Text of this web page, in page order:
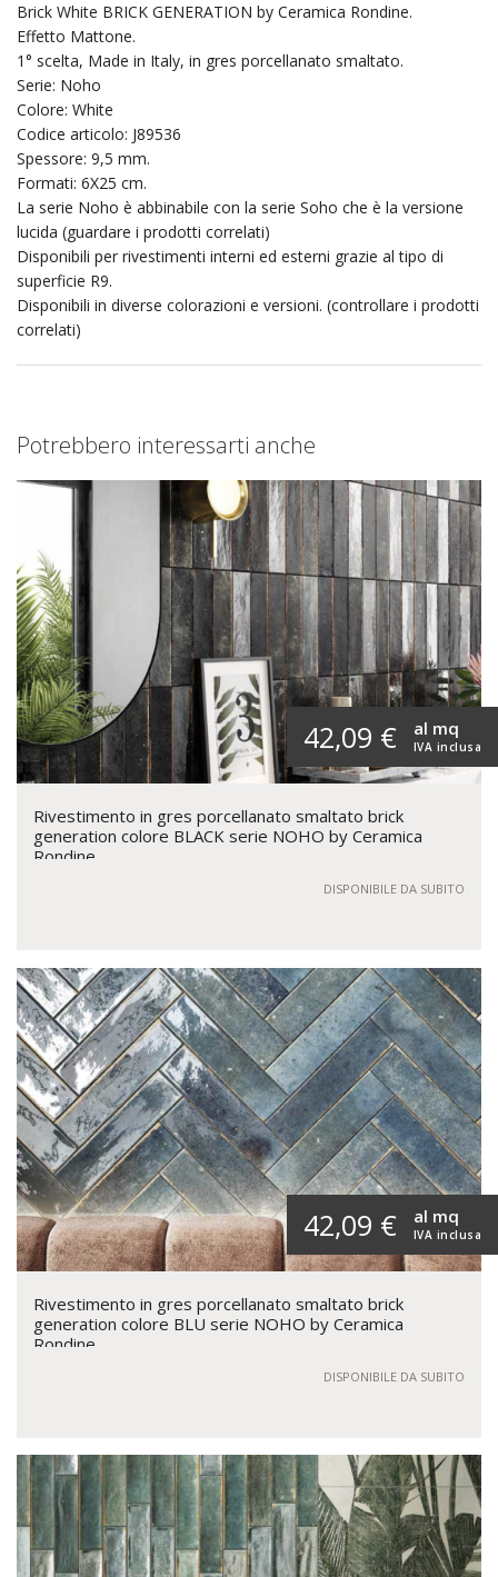
Brick White BRICK GENERATION by Ceramica Rondine.
Effetto Mattone.
1° scelta, Made in Italy, in gres porcellanato smaltato.
Serie: Noho
Colore: White
Codice articolo: J89536
Spessore: 9,5 mm.
Formati: 6X25 cm.
La serie Noho è abbinabile con la serie Soho che è la versione
lucida (guardare i prodotti correlati)
Disponibili per rivestimenti interni ed esterni grazie al tipo di
superficie R9.
Disponibili in diverse colorazioni e versioni. (controllare i prodotti
correlati)
Potrebbero interessarti anche
42,09 € IVA inclusa
al mq
Rivestimento in gres porcellanato smaltato brick
generation colore BLACK serie NOHO by Ceramica
Rondine
DISPONIBILE DA SUBITO
42,09 € IVA inclusa
al mq
Rivestimento in gres porcellanato smaltato brick
generation colore BLU serie NOHO by Ceramica
Rondine
DISPONIBILE DA SUBITO